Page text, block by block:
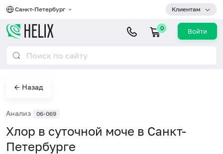
Санкт-Петербург Клиентам
0 Войти
← Назад
Анализ 06-069
Хлор в суточной моче в Санкт-
Петербурге